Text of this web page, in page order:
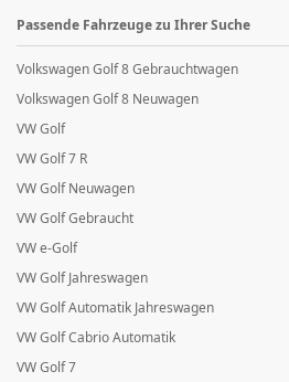
Passende Fahrzeuge zu Ihrer Suche
Volkswagen Golf 8 Gebrauchtwagen
Volkswagen Golf 8 Neuwagen
VW Golf
VW Golf 7 R
VW Golf Neuwagen
VW Golf Gebraucht
VW e-Golf
VW Golf Jahreswagen
VW Golf Automatik Jahreswagen
VW Golf Cabrio Automatik
VW Golf 7